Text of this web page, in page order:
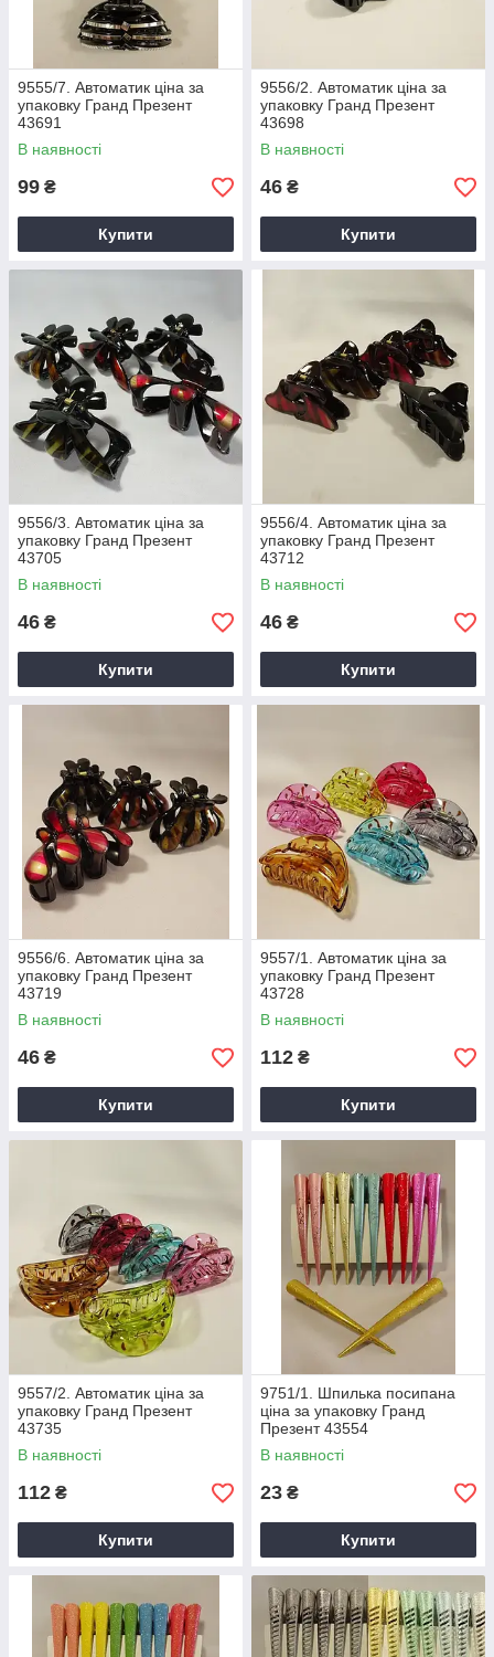
9555/7. Автоматик ціна за
упаковку Гранд Презент
43691
В наявності
99 ₴
Купити
9556/2. Автоматик ціна за
упаковку Гранд Презент
43698
В наявності
46 ₴
Купити
9556/3. Автоматик ціна за
упаковку Гранд Презент
43705
В наявності
46 ₴
Купити
9556/4. Автоматик ціна за
упаковку Гранд Презент
43712
В наявності
46 ₴
Купити
9556/6. Автоматик ціна за
упаковку Гранд Презент
43719
В наявності
46 ₴
Купити
9557/1. Автоматик ціна за
упаковку Гранд Презент
43728
В наявності
112 ₴
Купити
9557/2. Автоматик ціна за
упаковку Гранд Презент
43735
В наявності
112 ₴
Купити
9751/1. Шпилька посипана
ціна за упаковку Гранд
Презент 43554
В наявності
23 ₴
Купити